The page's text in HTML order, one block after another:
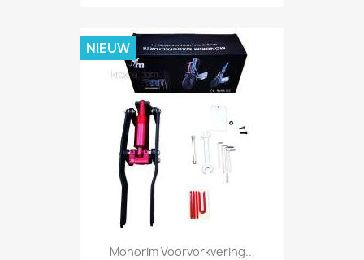
Monorim Voorvorkvering...
NIEUW